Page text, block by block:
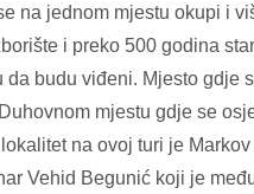
na jednom mjestu okupi i
i preko 500 godina
budu viđeni. Mjesto gdje
mjestu gdje se
na ovoj turi je
Vehid Begunić koji je